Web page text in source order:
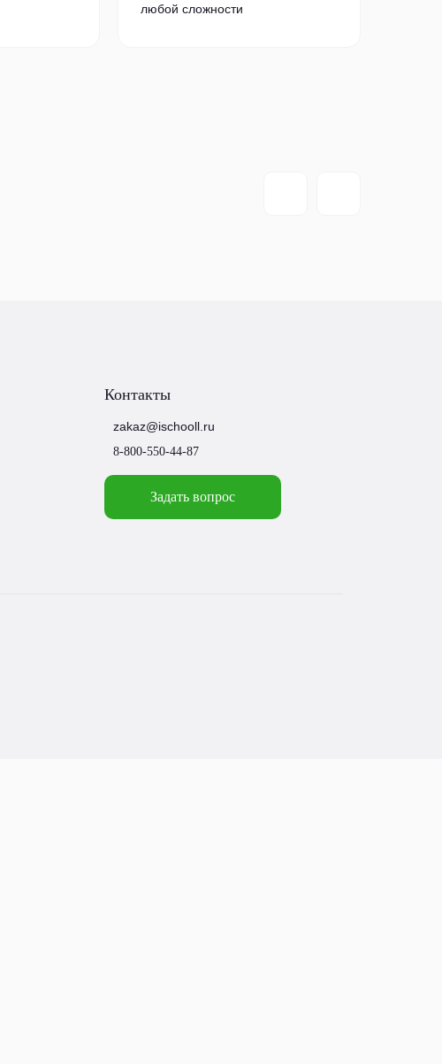
любой сложности
Контакты
zakaz@ischooll.ru
8-800-550-44-87
Задать вопрос